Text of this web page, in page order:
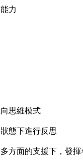
力
思維模式
態下進行反思
方面的支援下，發